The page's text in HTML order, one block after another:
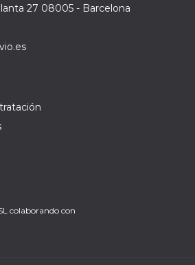
27 08005 - Barcelona
colaborando con